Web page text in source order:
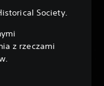
Society.
z rzeczami